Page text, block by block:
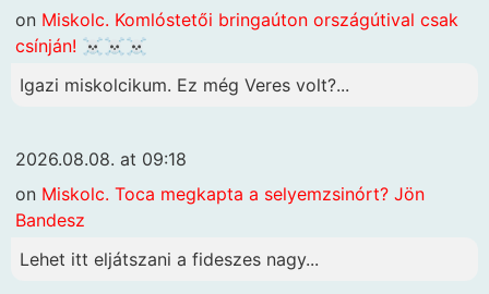
on Miskolc. Komlóstetői bringaúton országútival csak
csínján! ☠️☠️☠️
Igazi miskolcikum. Ez még Veres volt?...
2026.08.08. at 09:18
on Miskolc. Toca megkapta a selyemzsinórt? Jön
Bandesz
Lehet itt eljátszani a fideszes nagy...